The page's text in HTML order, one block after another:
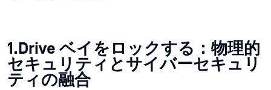
1.Drive ベイをロックする：物理的
セキュリティとサイバーセキュリ
ティの融合